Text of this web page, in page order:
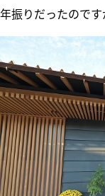
年振りだったのです